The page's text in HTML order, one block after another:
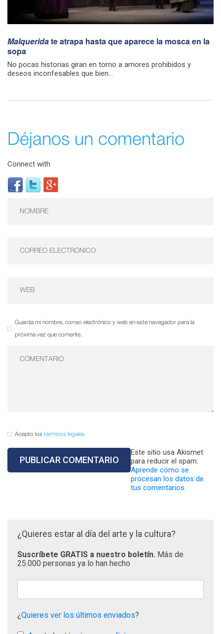
Malqueridate atrapa hasta que aparece la mosca en la
sopa
No pocas historias giran en torno a amores prohibidos y
deseos inconfesables que bien...
Déjanos un comentario
Connect with
Guarda mi nombre, correo electrónico y web en este navegador para la
próxima vez que comente.
Acepto los términos legales
Este sitio usa Akismet
para reducir el spam.
Aprende cómo se
procesan los datos de
tus comentarios.
¿Quieres estar al día del arte y la cultura?
Suscríbete GRATIS a nuestro boletín. Más de
25.000 personas ya lo han hecho
¿Quieres ver los últimos enviados?